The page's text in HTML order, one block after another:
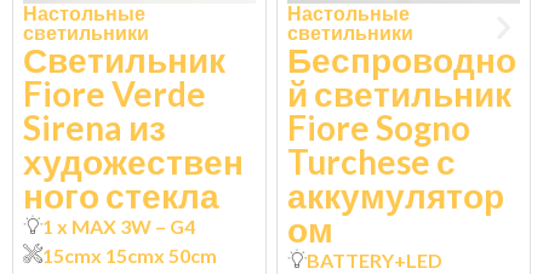
Настольные
светильники
Светильник
Fiore Verde
Sirena из
художествен
ного стекла
1 x MAX 3W – G4
15cmx 15cmx 50cm
Настольные
светильники
Беспроводно
й светильник
Fiore Sogno
Turchese с
аккумулятор
ом
BATTERY+LED